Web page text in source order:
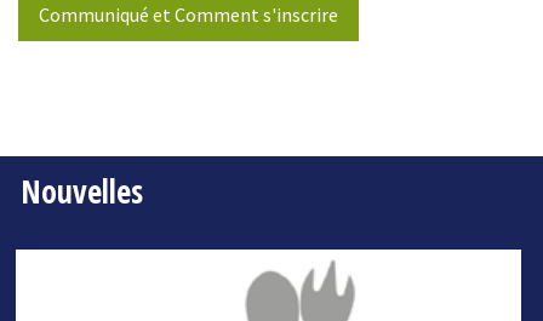
Communiqué et Comment s'inscrire
Nouvelles